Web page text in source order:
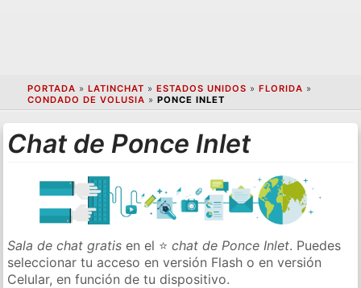
PORTADA » LATINCHAT » ESTADOS UNIDOS » FLORIDA »
CONDADO DE VOLUSIA » PONCE INLET
Chat de Ponce Inlet
Sala de chat gratis en el ⭐chat de Ponce Inlet. Puedes
seleccionar tu acceso en versión Flash o en versión
Celular, en función de tu dispositivo.